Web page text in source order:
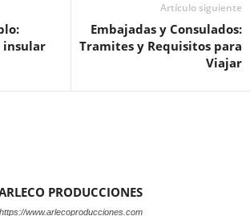
insular
Artículo siguiente
Embajadas y Consulados:
Tramites y Requisitos para
Viajar
PRODUCCIONES
https://www.arlecoproducciones.com